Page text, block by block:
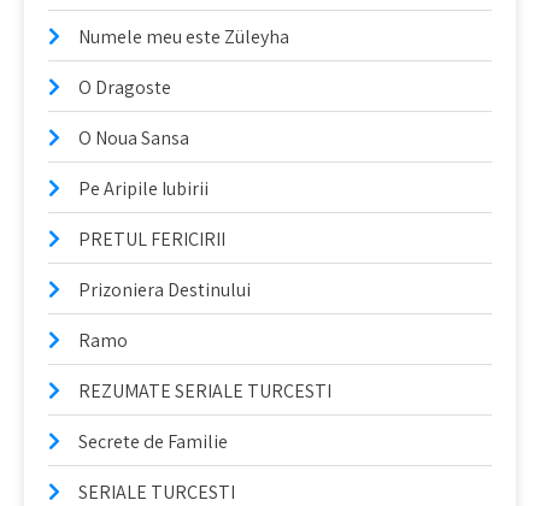
Numele meu este Züleyha
O Dragoste
O Noua Sansa
Pe Aripile Iubirii
PRETUL FERICIRII
Prizoniera Destinului
Ramo
REZUMATE SERIALE TURCESTI
Secrete de Familie
SERIALE TURCESTI